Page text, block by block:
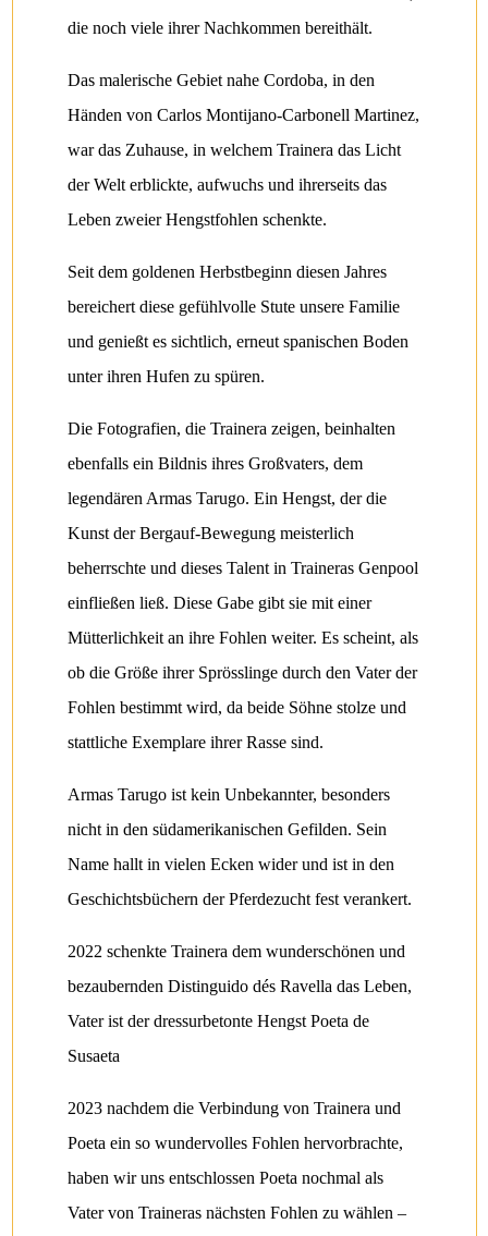
die noch viele ihrer Nachkommen bereithält.
Das malerische Gebiet nahe Cordoba, in den
Händen von Carlos Montijano-Carbonell Martinez,
war das Zuhause, in welchem Trainera das Licht
der Welt erblickte, aufwuchs und ihrerseits das
Leben zweier Hengstfohlen schenkte.
Seit dem goldenen Herbstbeginn diesen Jahres
bereichert diese gefühlvolle Stute unsere Familie
und genießt es sichtlich, erneut spanischen Boden
unter ihren Hufen zu spüren.
Die Fotografien, die Trainera zeigen, beinhalten
ebenfalls ein Bildnis ihres Großvaters, dem
legendären Armas Tarugo. Ein Hengst, der die
Kunst der Bergauf-Bewegung meisterlich
beherrschte und dieses Talent in Traineras Genpool
einfließen ließ. Diese Gabe gibt sie mit einer
Mütterlichkeit an ihre Fohlen weiter. Es scheint, als
ob die Größe ihrer Sprösslinge durch den Vater der
Fohlen bestimmt wird, da beide Söhne stolze und
stattliche Exemplare ihrer Rasse sind.
Armas Tarugo ist kein Unbekannter, besonders
nicht in den südamerikanischen Gefilden. Sein
Name hallt in vielen Ecken wider und ist in den
Geschichtsbüchern der Pferdezucht fest verankert.
2022 schenkte Trainera dem wunderschönen und
bezaubernden Distinguido dés Ravella das Leben,
Vater ist der dressurbetonte Hengst Poeta de
Susaeta
2023 nachdem die Verbindung von Trainera und
Poeta ein so wundervolles Fohlen hervorbrachte,
haben wir uns entschlossen Poeta nochmal als
Vater von Traineras nächsten Fohlen zu wählen –